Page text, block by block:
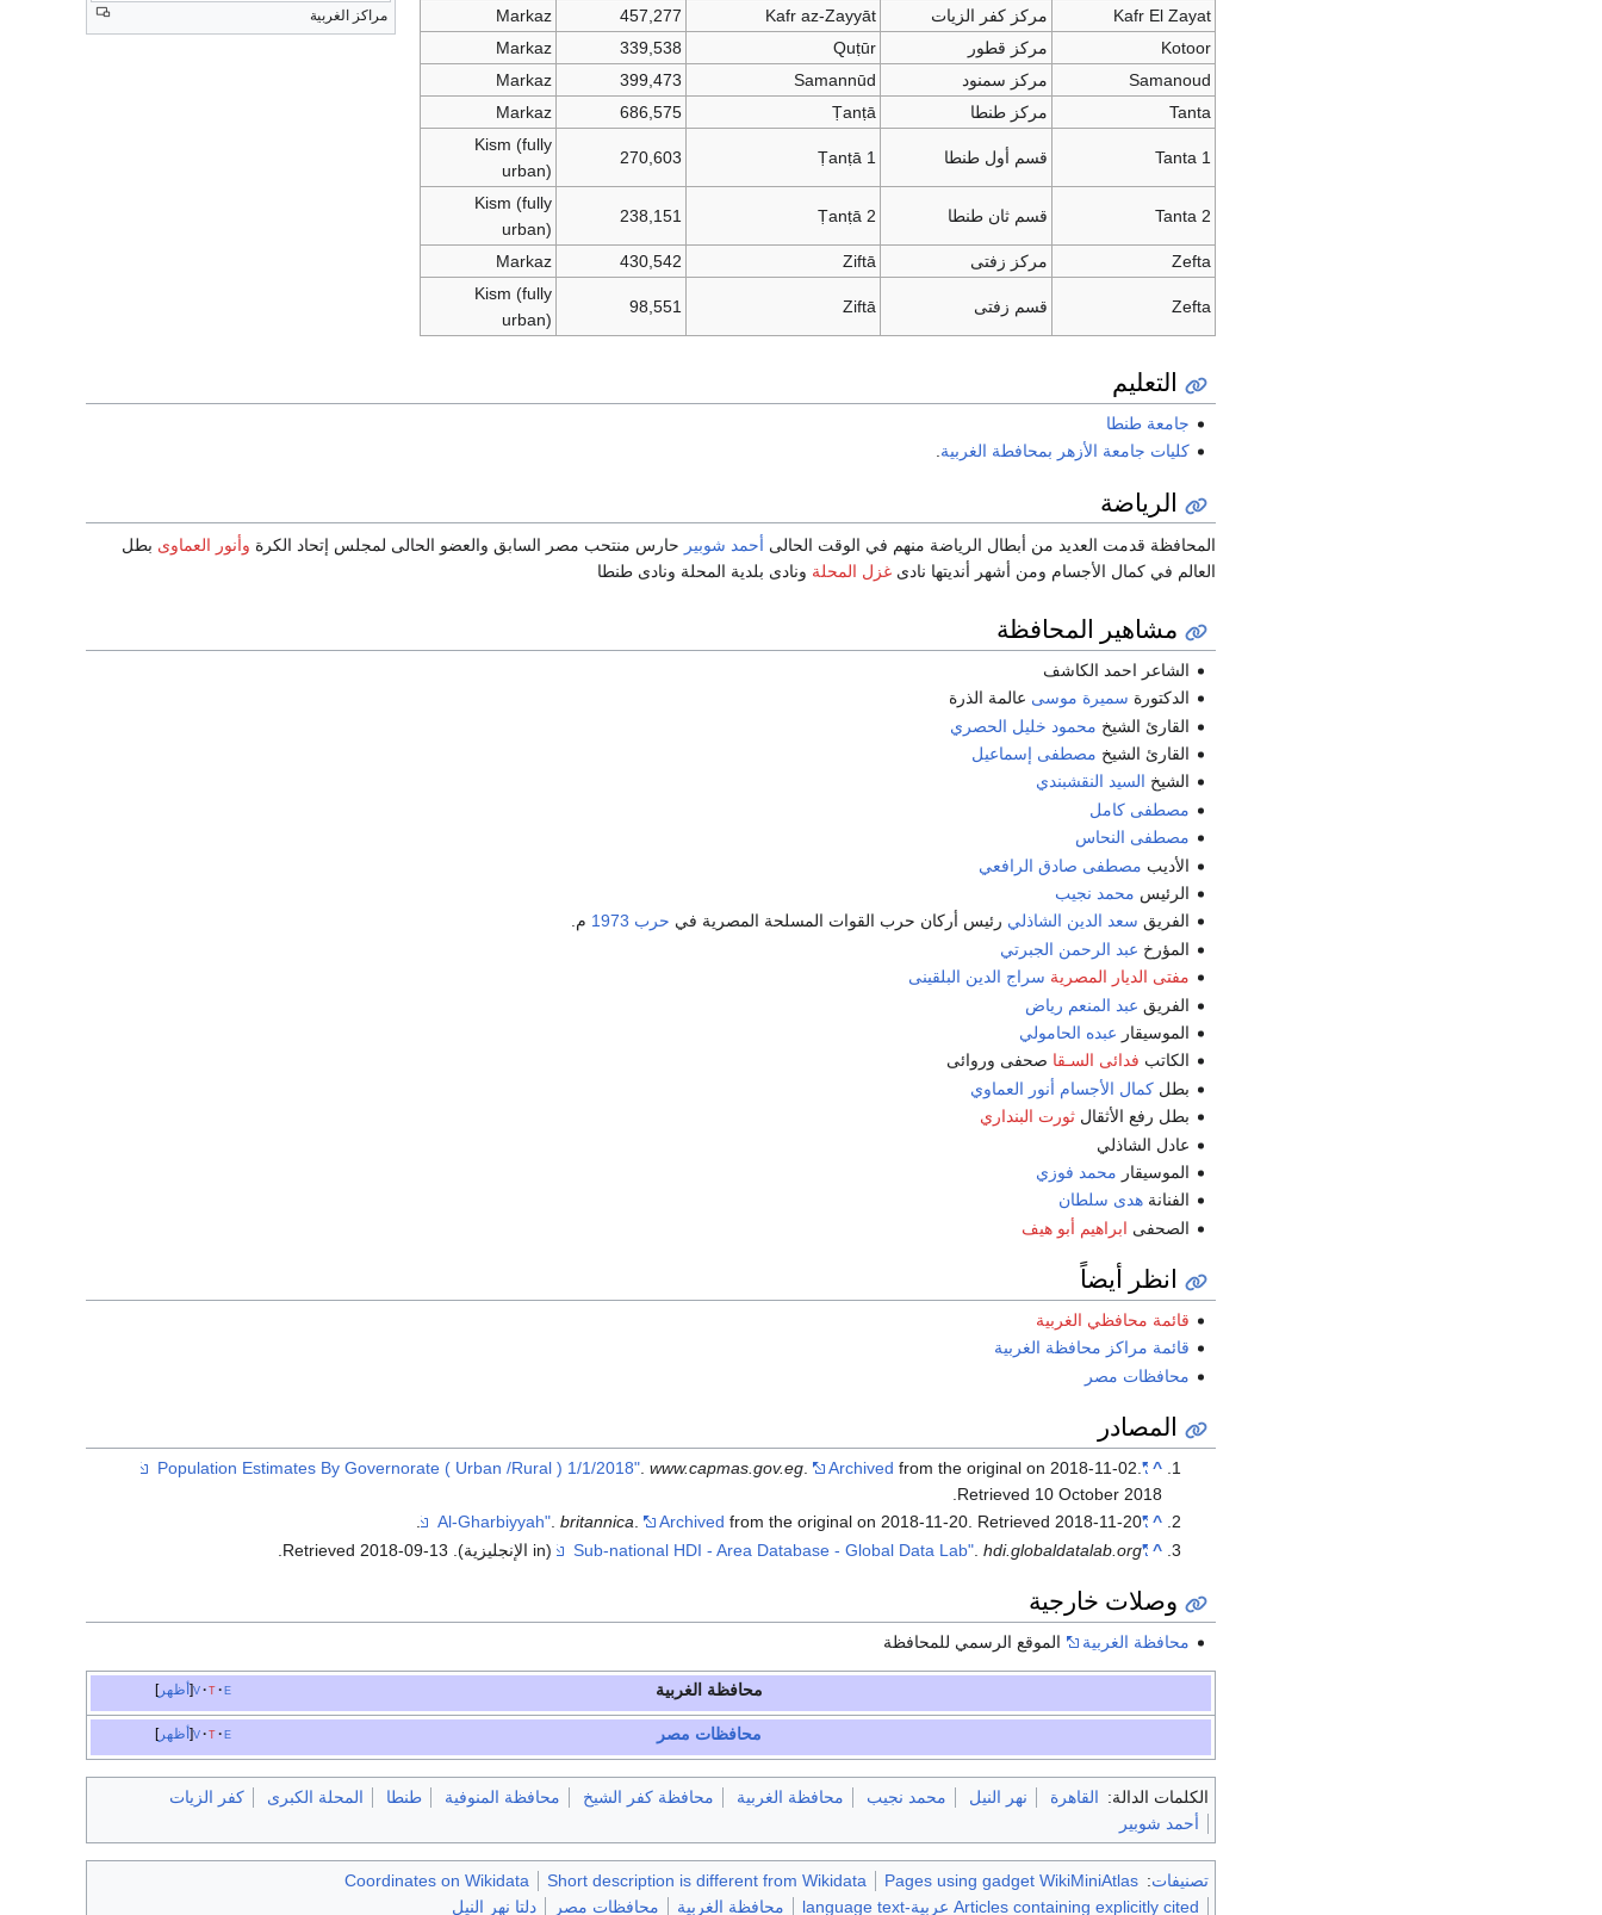
مراكز الغربية
Kafr El Zayat
مركز كفر الزيات Kafr az-Zayyāt
457,277
Markaz
Kotoor
مركز قطور Quṭūr
339,538
Markaz
Samanoud
مركز سمنود Samannūd
399,473
Markaz
Tanta
مركز طنطا Ṭanṭā
686,575
Markaz
Tanta 1 قسم أول طنطا Ṭanṭā 1
270,603
Kism (fully
urban)
Tanta 2 قسم ثان طنطا Ṭanṭā 2
238,151
Kism (fully
urban)
Zefta
مركز زفتى Ziftā
430,542
Markaz
Zefta قسم زفتى Ziftā
98,551
Kism (fully
urban)
التعليم
جامعة طنطا
كليات جامعة الأزهر بمحافطة الغربية.
الرياضة
المحافظة قدمت العديد من أبطال الرياضة منهم في الوقت الحالى أحمد شوبير حارس منتحب مصر السابق والعضو الحالى لمجلس إتحاد الكرة وأنور العماوى بطل
العالم في كمال الأجسام ومن أشهر أنديتها نادى غزل المحلة ونادى بلدية المحلة ونادى طنطا
مشاهير المحافظة
الشاعر احمد الكاشف
الدكتورة سميرة موسى عالمة الذرة
القارئ الشيخ محمود خليل الحصري
القارئ الشيخ مصطفى إسماعيل
الشيخ السيد النقشبندي
مصطفى كامل
مصطفى النحاس
الأديب مصطفى صادق الرافعي
الرئيس محمد نجيب
الفريق سعد الدين الشاذلي رئيس أركان حرب القوات المسلحة المصرية في حرب 1973
م.
المؤرخ عبد الرحمن الجبرتي
مفتى الديار المصرية سراج الدين البلقينى
الفريق عبد المنعم رياض
الموسيقار عبده الحامولي
الكاتب فدائى السـقا صحفى وروائى
بطلكمال الأجسام أنور العماوي
بطل رفع الأثقالثورت البنداري
عادل الشاذلي
الموسيقار محمد فوزي
الفنانةهدى سلطان
الصحفى ابراهيم أبو هيف
انظر أيضاً
قائمة محافظي الغربية
قائمة مراكز محافظة الغربية
محافظات مصر
المصادر
^
"Population Estimates By Governorate ( Urban /Rural ) 1/1/2018"
.www.capmas.gov.eg Archived from the original on 2018-11-02 .
Retrieved 10 October 2018
^
"Al-Gharbiyyah"
.britannica. Archived from the original on 2018-11-20. Retrieved2018-11-20
.
^
"Sub-national HDI - Area Database - Global Data Lab"
.hdi.globaldatalab.org (in الإنجليزية) . Retrieved
2018-09-13
وصلات خارجية
محافظة الغربية الموقع الرسمي للمحافظة
أظهر v t e محافظة الغربية
أظهر v t e محافظات مصر
الكلمات الدالة: القاهرة نهر النيل محمد نجيب محافظة الغربية محافظة كفر الشيخ محافظة المنوفية طنطا المحلة الكبرى
كفر الزيات
أحمد شوبير
تصنيفات:
Pages using gadget WikiMiniAtlas
Short description is different from Wikidata
Coordinates on Wikidata
Articles containing explicitly cited عربية-language text
محافظة الغربية محافظات مصر دلتا نهر النيل